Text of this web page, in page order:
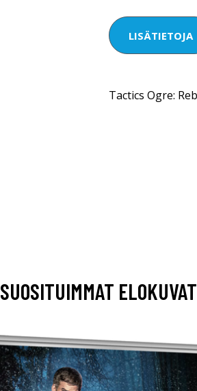
LISÄTIETOJA
Tactics Ogre:
SUOSITUIMMAT ELOKUVAT